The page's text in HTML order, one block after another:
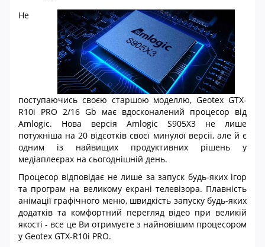
Не
поступаючись своєю старшою моделлю, Geotex GTX-
R10i PRO 2/16 Gb має вдосконалений процесор від
Amlogic. Нова версія Amlogic S905X3 не лише
потужніша на 20 відсотків своєї минулої версії, але й є
одним із найвищих продуктивних рішень у
медіаплеєрах на сьогоднішній день.
Процесор відповідає не лише за запуск будь-яких ігор
та програм на великому екрані телевізора. Плавність
анімації графічного меню, швидкість запуску будь-яких
додатків та комфортний перегляд відео при великій
якості - все це Ви отримуєте з найновішим процесором
у Geotex GTX-R10i PRO.